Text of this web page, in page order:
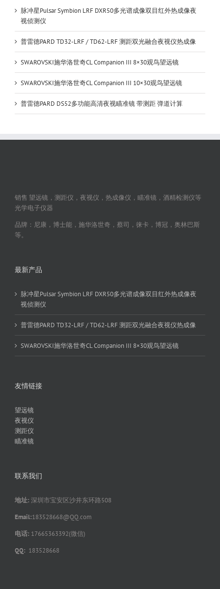
脉冲星Pulsar Symbion LRF DXR50多光谱成像双目红外热成像夜
视侦测仪
普雷德PARD TD32-LRF / TD62-LRF 测距双光融合夜视仪热成像
SWAROVSKI施华洛世奇CL Companion III 8×30观鸟望远镜
SWAROVSKI施华洛世奇CL Companion III 10×30观鸟望远镜
普雷德PARD DS52多功能高清夜视瞄准镜 带测距 弹道计算
销售 望远镜，测距仪，夜视仪，热成像仪，瞄准镜，酒精检测仪等
光学电子仪器
品牌：尼康，博士能，施华洛世奇，蔡司，徕卡，博冠，奥林巴斯
等。
最新产品
脉冲星Pulsar Symbion LRF DXR50多光谱成像双目红外热成像夜
视侦测仪
普雷德PARD TD32-LRF / TD62-LRF 测距双光融合夜视仪热成像
SWAROVSKI施华洛世奇CL Companion III 8×30观鸟望远镜
友情链接
望远镜
夜视仪
测距仪
瞄准镜
联系我们
地址: 深圳市宝安区沙井东环路508
Email:183528668@QQ.com
电话: 17665363392(微信)
QQ: 183528668